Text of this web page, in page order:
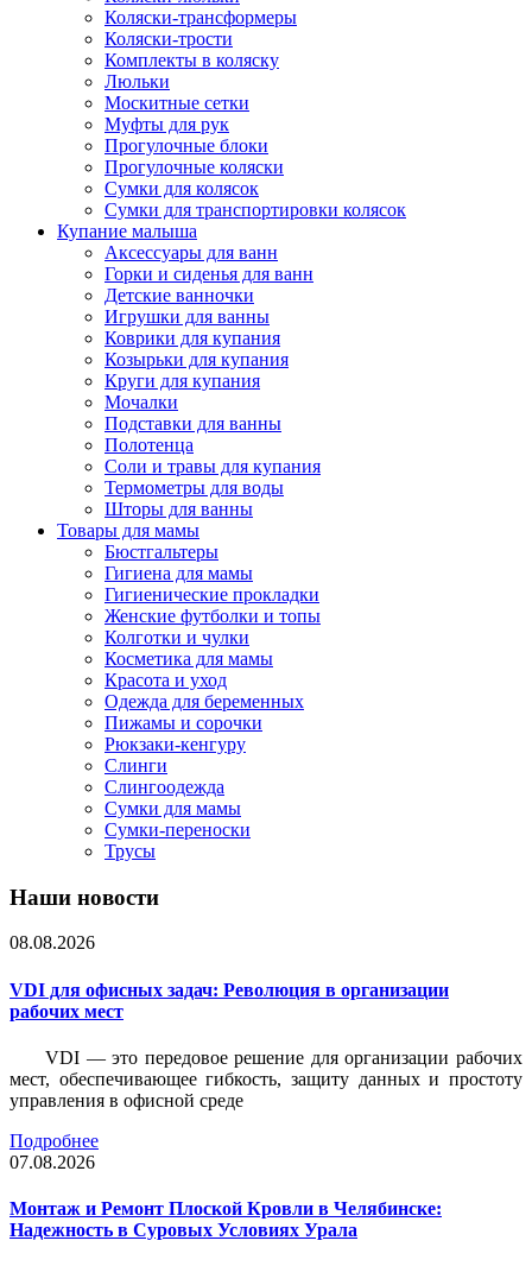
Коляски-трансформеры
Коляски-трости
Комплекты в коляску
Люльки
Москитные сетки
Муфты для рук
Прогулочные блоки
Прогулочные коляски
Сумки для колясок
Сумки для транспортировки колясок
Купание малыша
Аксессуары для ванн
Горки и сиденья для ванн
Детские ванночки
Игрушки для ванны
Коврики для купания
Козырьки для купания
Круги для купания
Мочалки
Подставки для ванны
Полотенца
Соли и травы для купания
Термометры для воды
Шторы для ванны
Товары для мамы
Бюстгальтеры
Гигиена для мамы
Гигиенические прокладки
Женские футболки и топы
Колготки и чулки
Косметика для мамы
Красота и уход
Одежда для беременных
Пижамы и сорочки
Рюкзаки-кенгуру
Слинги
Слингоодежда
Сумки для мамы
Сумки-переноски
Трусы
Наши новости
08.08.2026
VDI для офисных задач: Революция в организации
рабочих мест
VDI — это передовое решение для организации рабочих
мест, обеспечивающее гибкость, защиту данных и простоту
управления в офисной среде
Подробнее
07.08.2026
Монтаж и Ремонт Плоской Кровли в Челябинске:
Надежность в Суровых Условиях Урала